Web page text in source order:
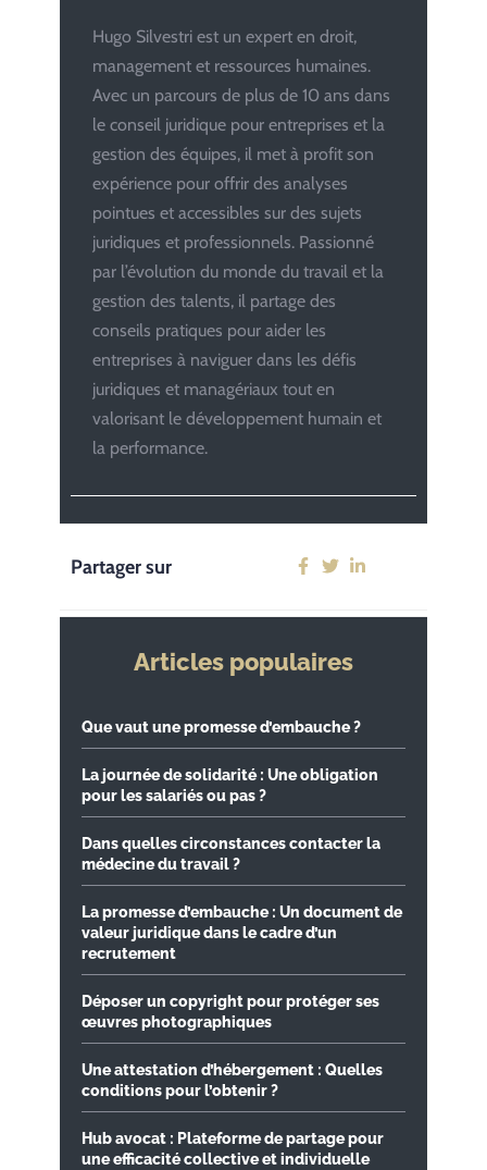
Hugo Silvestri est un expert en droit,
management et ressources humaines.
Avec un parcours de plus de 10 ans dans
le conseil juridique pour entreprises et la
gestion des équipes, il met à profit son
expérience pour offrir des analyses
pointues et accessibles sur des sujets
juridiques et professionnels. Passionné
par l’évolution du monde du travail et la
gestion des talents, il partage des
conseils pratiques pour aider les
entreprises à naviguer dans les défis
juridiques et managériaux tout en
valorisant le développement humain et
la performance.
Partager sur
Articles populaires
Que vaut une promesse d’embauche ?
La journée de solidarité : Une obligation
pour les salariés ou pas ?
Dans quelles circonstances contacter la
médecine du travail ?
La promesse d’embauche : Un document de
valeur juridique dans le cadre d’un
recrutement
Déposer un copyright pour protéger ses
œuvres photographiques
Une attestation d’hébergement : Quelles
conditions pour l’obtenir ?
Hub avocat : Plateforme de partage pour
une efficacité collective et individuelle